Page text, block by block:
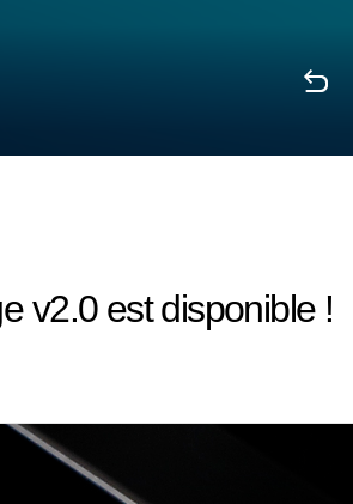
v2.0 est disponible !